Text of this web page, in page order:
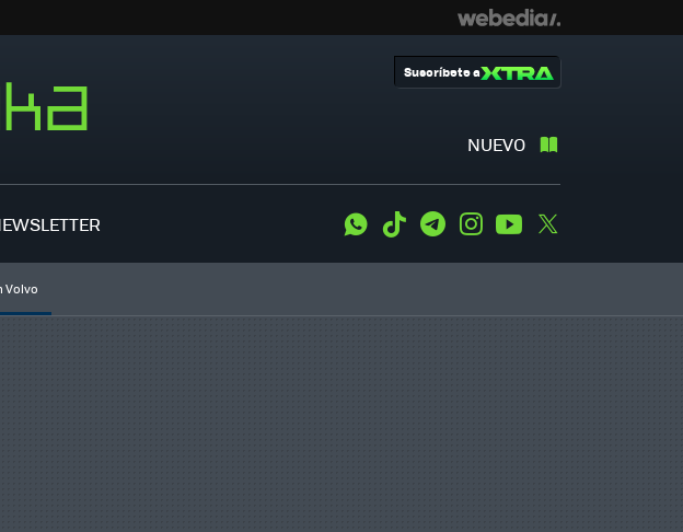
NUEVO
Suscríbete a
WhatsApp
Tiktok TelegramInstagramYoutube
Volvo